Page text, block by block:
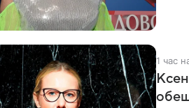
1 час